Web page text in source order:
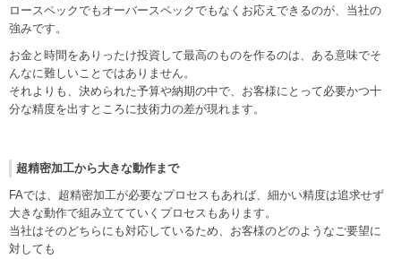
ロースペックでもオーバースペックでもなくお応えできるのが、当社の
強みです。
お金と時間をありったけ投資して最高のものを作るのは、ある意味でそ
んなに難しいことではありません。
それよりも、決められた予算や納期の中で、お客様にとって必要かつ十
分な精度を出すところに技術力の差が現れます。
超精密加工から大きな動作まで
FAでは、超精密加工が必要なプロセスもあれば、細かい精度は追求せず
大きな動作で組み立てていくプロセスもあります。
当社はそのどちらにも対応しているため、お客様のどのようなご要望に
対しても